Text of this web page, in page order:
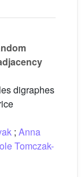
digraphes
; Anna
Tomczak-